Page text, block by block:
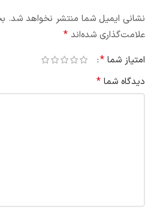
نشانی ایمیل شما منتشر نخواهد شد.
علامت‌گذاری شده‌اند *
امتیاز شما *
دیدگاه شما *